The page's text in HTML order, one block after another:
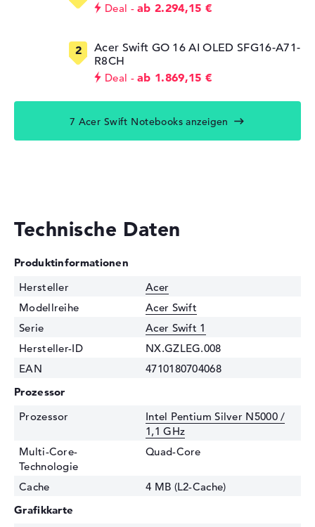
Deal ab 2.294,15 €
Acer Swift GO 16 AI OLED SFG16-A71-
R8CH
Deal ab 1.869,15 €
7 Acer Swift Notebooks anzeigen
Technische Daten
Produktinformationen
Hersteller
Acer
Modellreihe
Acer Swift
Serie
Acer Swift 1
Hersteller-ID
NX.GZLEG.008
EAN
4710180704068
Prozessor
Prozessor
Intel Pentium Silver N5000 /
1,1 GHz
Multi-Core-
Technologie
Quad-Core
Cache
4 MB (L2-Cache)
Grafikkarte